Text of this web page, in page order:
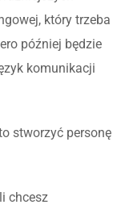
który trzeba
później będzie
komunikacji
stworzyć personę
chcesz